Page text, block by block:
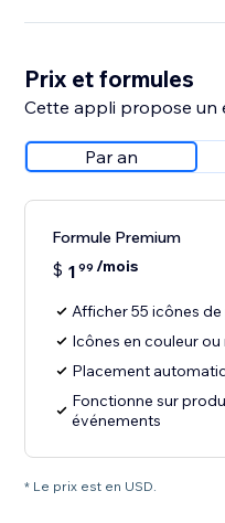
Prix et formules
Cette appli propose un
Par an
Formule Premium
$ 1 99 /mois
Afficher 55 icônes
Icônes en couleur
Placement
Fonctionne sur
événements
* Le prix est en USD.